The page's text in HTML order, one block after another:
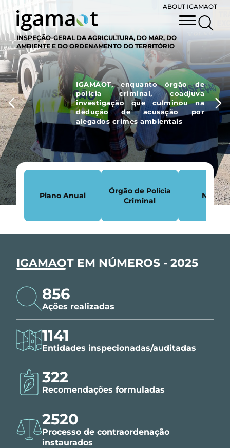
ABOUT IGAMAOT
INSPEÇÃO-GERAL DA AGRICULTURA, DO MAR, DO
AMBIENTE E DO ORDENAMENTO DO TERRITÓRIO
IGAMAOT, enquanto órgão de
polícia criminal, coadjuva
investigação que culminou na
dedução de acusação por
alegados crimes ambientais
Plano Anual
Órgão de Polícia
Criminal
IGAMAOT EM NÚMEROS - 2025
856
Ações realizadas
1141
Entidades inspecionadas/auditadas
322
Recomendações formuladas
2520
Processo de contraordenação
instaurados